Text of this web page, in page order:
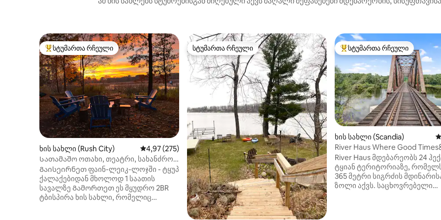
სტუმართა რჩეული მოწინავე ვარიანტი
სტუმართა რჩეული
ხის სახლი (Rush City) საშუალო შეფასებაა 5‑დან 4,97, 275 მიმოხილვა
4,97 (275)
Სათამაშო ოთახი, თეატრი, სახანძრო
ორმო, შინაური ცხოველებისთვის
შესაფერისი
Გაისეირნეთ ფაინ-ლეიკ-ლოჯში - ტყუპ
ქალაქებიდან მხოლოდ 1 საათის
სავალზე Გამორთეთ ეს მყუდრო 2BR
ტბისპირა ხის სახლი, რომელიც
სტუმართა რჩეული
სტუმართა რჩეული სტუმართა რჩეული მოწინავე
სტუმართა რჩეული
ხის სახლი (Scandia)
River Haus Where Good
Memories Happen!
River Haus მდებარეობს 24
ტყიან ტერიტორიაზე,
365 მეტრი სიგრძის
ზოლი აქვს. საცხოვრებელი